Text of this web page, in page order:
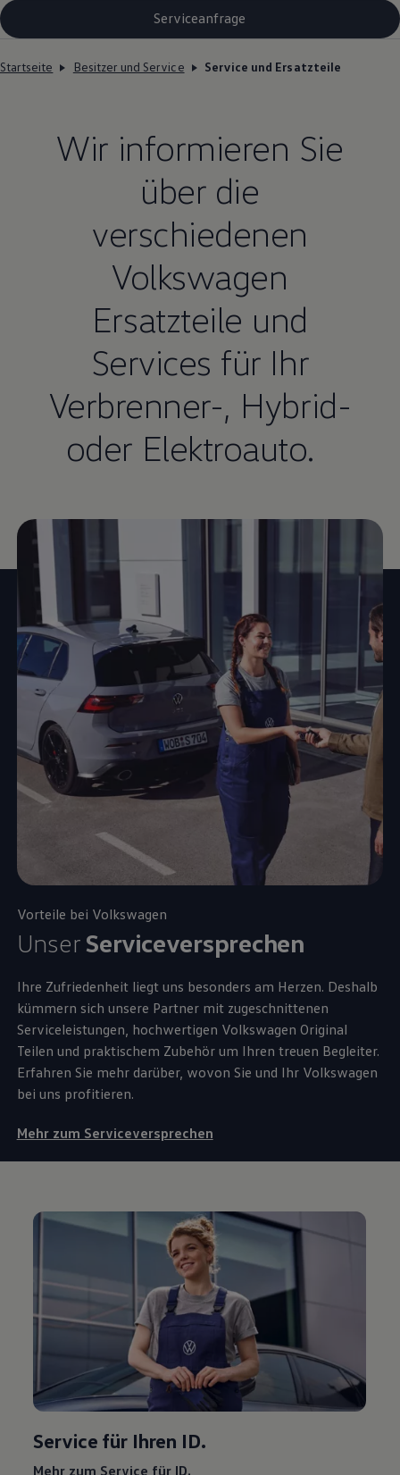
Serviceanfrage
Startseite Besitzer und Service Service und Ersatzteile
Wir informieren Sie
über die
verschiedenen
Volkswagen
Ersatzteile und
Services für Ihr
Verbrenner-, Hybrid-
oder Elektroauto.
Vorteile bei Volkswagen
Unser Serviceversprechen
Ihre Zufriedenheit liegt uns besonders am Herzen. Deshalb
kümmern sich unsere Partner mit zugeschnittenen
Serviceleistungen, hochwertigen Volkswagen Original
Teilen und praktischem Zubehörum Ihren treuen Begleiter.
Erfahren Sie mehr darüber, wovon Sie und Ihr Volkswagen
bei uns profitieren.
Mehr zum Serviceversprechen
Service für Ihren ID.
Mehr zum Service für ID.